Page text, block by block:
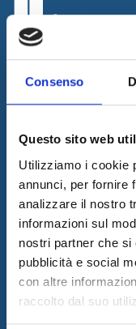
Consenso
Questo sito web
Utilizziamo i cookie
annunci, per fornire
analizzare il nostro
informazioni sul
nostri partner che si
pubblicità e social
con altre
raccolto dal suo
supportare il
professionisti di
Ultime News
05/08/2026
Internet & Idee è Main
04/08/2026
I&I consolida la sua
17/03/2026
Internet & Idee tra le
Ore